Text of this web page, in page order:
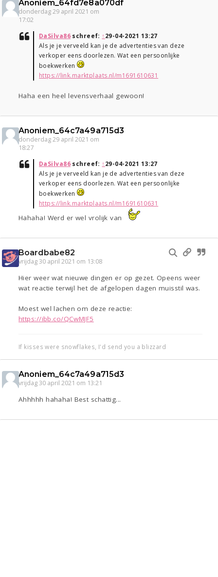
Anoniem_64fd7e8a070df
donderdag 29 april 2021 om
17:02
DaSilva86schreef: ↑29-04-2021 13:27
Als je je verveeld kan je de advertenties van deze
verkoper eens doorlezen. Wat een persoonlijke
boekwerken
https://link.marktplaats.nl/m1691610631
Haha een heel levensverhaal gewoon!
Anoniem_64c7a49a715d3
donderdag 29 april 2021 om
18:27
DaSilva86schreef: ↑29-04-2021 13:27
Als je je verveeld kan je de advertenties van deze
verkoper eens doorlezen. Wat een persoonlijke
boekwerken
https://link.marktplaats.nl/m1691610631
Hahaha! Werd er wel vrolijk van
Boardbabe82
vrijdag 30 april 2021 om 13:08
Hier weer wat nieuwe dingen er op gezet. Opeens weer
wat reactie terwijl het de afgelopen dagen muisstil was.
Moest wel lachen om deze reactie:
https://ibb.co/QCwMJF5
If kisses were snowflakes, I'd send you a blizzard
Anoniem_64c7a49a715d3
vrijdag 30 april 2021 om 13:21
Ahhhhh hahaha! Best schattig...